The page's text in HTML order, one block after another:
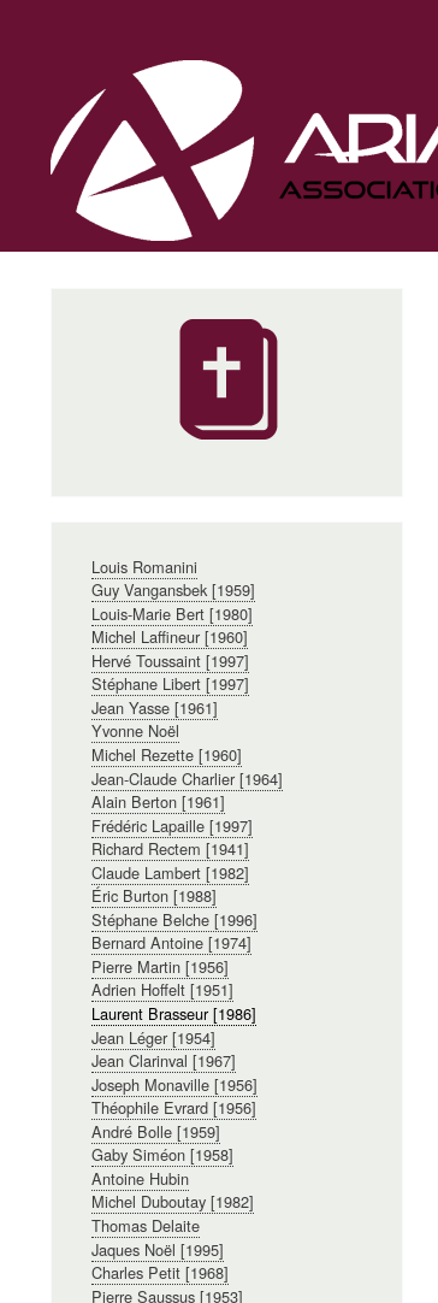
principale
Louis Romanini
Guy Vangansbek [1959]
Louis-Marie Bert [1980]
Michel Laffineur [1960]
Hervé Toussaint [1997]
Stéphane Libert [1997]
Jean Yasse [1961]
Yvonne Noël
Michel Rezette [1960]
Jean-Claude Charlier [1964]
Alain Berton [1961]
Frédéric Lapaille [1997]
Richard Rectem [1941]
Claude Lambert [1982]
Éric Burton [1988]
Stéphane Belche [1996]
Bernard Antoine [1974]
Pierre Martin [1956]
Adrien Hoffelt [1951]
Laurent Brasseur [1986]
Jean Léger [1954]
Jean Clarinval [1967]
Joseph Monaville [1956]
Théophile Evrard [1956]
André Bolle [1959]
Gaby Siméon [1958]
Antoine Hubin
Michel Duboutay [1982]
Thomas Delaite
Jaques Noël [1995]
Charles Petit [1968]
Pierre Saussus [1953]